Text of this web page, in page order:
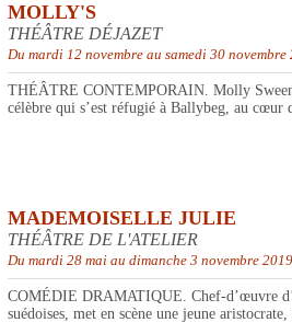
MOLLY'S
THÉÂTRE DÉJAZET
Du mardi 12 novembre au samedi 30 novembre
THÉÂTRE CONTEMPORAIN. Molly
célèbre qui s’est réfugié à Ballybeg, au
MADEMOISELLE JULIE
THÉÂTRE DE L'ATELIER
Du mardi 28 mai au dimanche 3 novembre 2019
COMÉDIE DRAMATIQUE. Chef-d’œuvre
suédoises, met en scène une jeune